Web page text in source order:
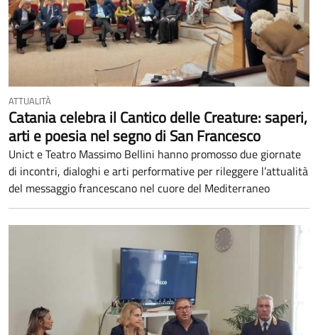
ATTUALITÀ
Catania celebra il Cantico delle Creature: saperi,
arti e poesia nel segno di San Francesco
Unict e Teatro Massimo Bellini hanno promosso due giornate
di incontri, dialoghi e arti performative per rileggere l’attualità
del messaggio francescano nel cuore del Mediterraneo